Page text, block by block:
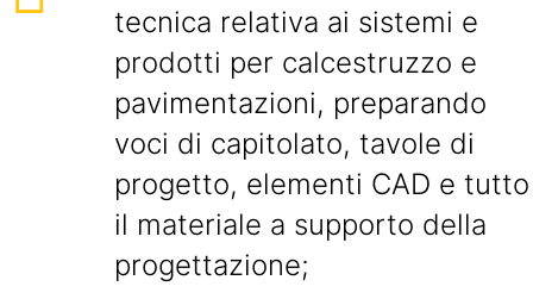
tecnica relativa ai sistemi e
prodotti per calcestruzzo e
pavimentazioni, preparando
voci di capitolato, tavole di
progetto, elementi CAD e tutto
il materiale a supporto della
progettazione;